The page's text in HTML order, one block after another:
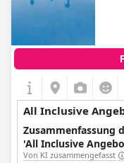
All Inclusive
Zusammenfassung
'All Inclusive
Von KI zusammengefasst